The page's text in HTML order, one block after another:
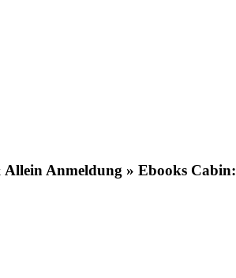
Anmeldung » Ebooks Cabin: